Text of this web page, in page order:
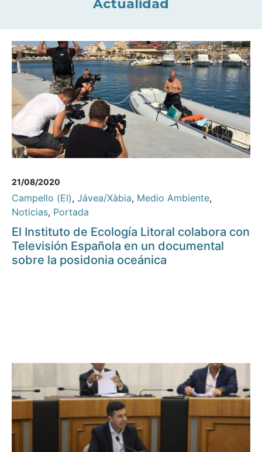
Actualidad
21/08/2020
Campello (El), Jávea/Xàbia, Medio Ambiente,
Noticias, Portada
El Instituto de Ecología Litoral colabora con
Televisión Española en un documental
sobre la posidonia oceánica